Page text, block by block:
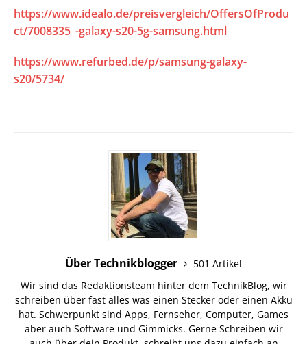
https://www.idealo.de/preisvergleich/OffersOfProdu
ct/7008335_-galaxy-s20-5g-samsung.html
https://www.refurbed.de/p/samsung-galaxy-
s20/5734/
Über Technikblogger
501 Artikel
Wir sind das Redaktionsteam hinter dem TechnikBlog, wir
schreiben über fast alles was einen Stecker oder einen Akku
hat. Schwerpunkt sind Apps, Fernseher, Computer, Games
aber auch Software und Gimmicks. Gerne Schreiben wir